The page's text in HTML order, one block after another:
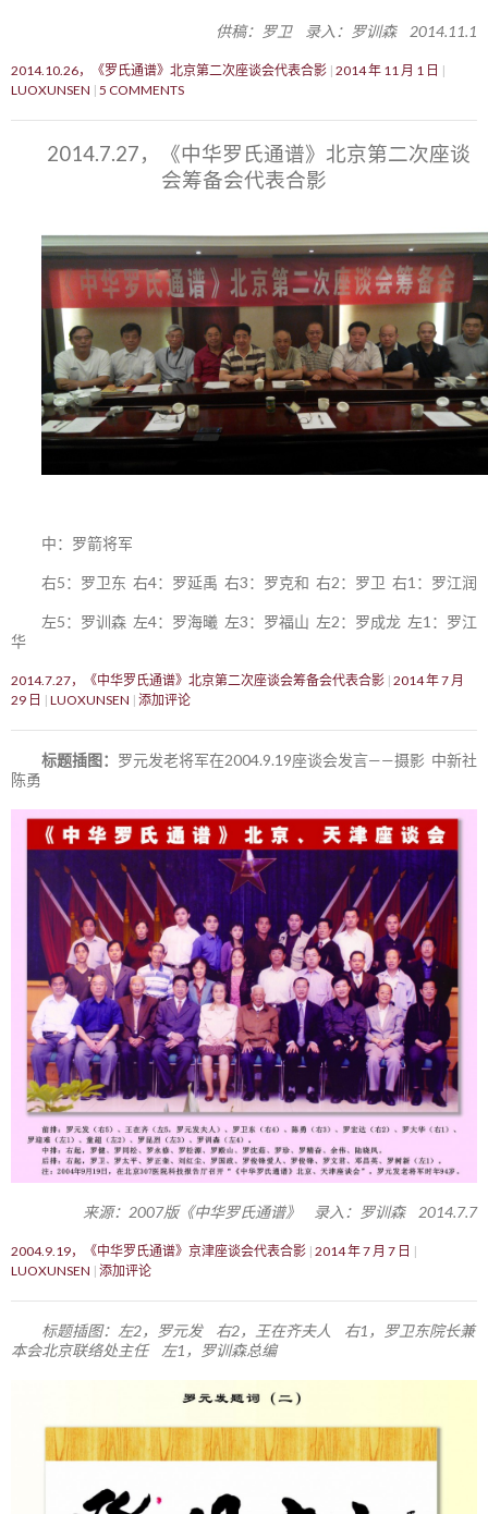
供稿：罗卫 录入：罗训森 2014.11.1
2014.10.26，《罗氏通谱》北京第二次座谈会代表合影 2014 年 11 月 1 日
LUOXUNSEN 5 COMMENTS
2014.7.27，《中华罗氏通谱》北京第二次座谈
会筹备会代表合影
中：罗箭将军
右5：罗卫东 右4：罗延禹 右3：罗克和 右2：罗卫 右1：罗江润
左5：罗训森 左4：罗海曦 左3：罗福山 左2：罗成龙 左1：罗江
华
2014.7.27，《中华罗氏通谱》北京第二次座谈会筹备会代表合影 2014 年 7 月
29 日
LUOXUNSEN 添加评论
标题插图： 罗元发老将军在2004.9.19座谈会发言——摄影 中新社
陈勇
来源：2007版《中华罗氏通谱》 录入：罗训森 2014.7.7
2004.9.19，《中华罗氏通谱》京津座谈会代表合影 2014 年 7 月 7 日
LUOXUNSEN 添加评论
标题插图：左2，罗元发 右2，王在齐夫人 右1，罗卫东院长兼
本会北京联络处主任 左1，罗训森总编